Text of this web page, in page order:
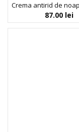
87.00 lei